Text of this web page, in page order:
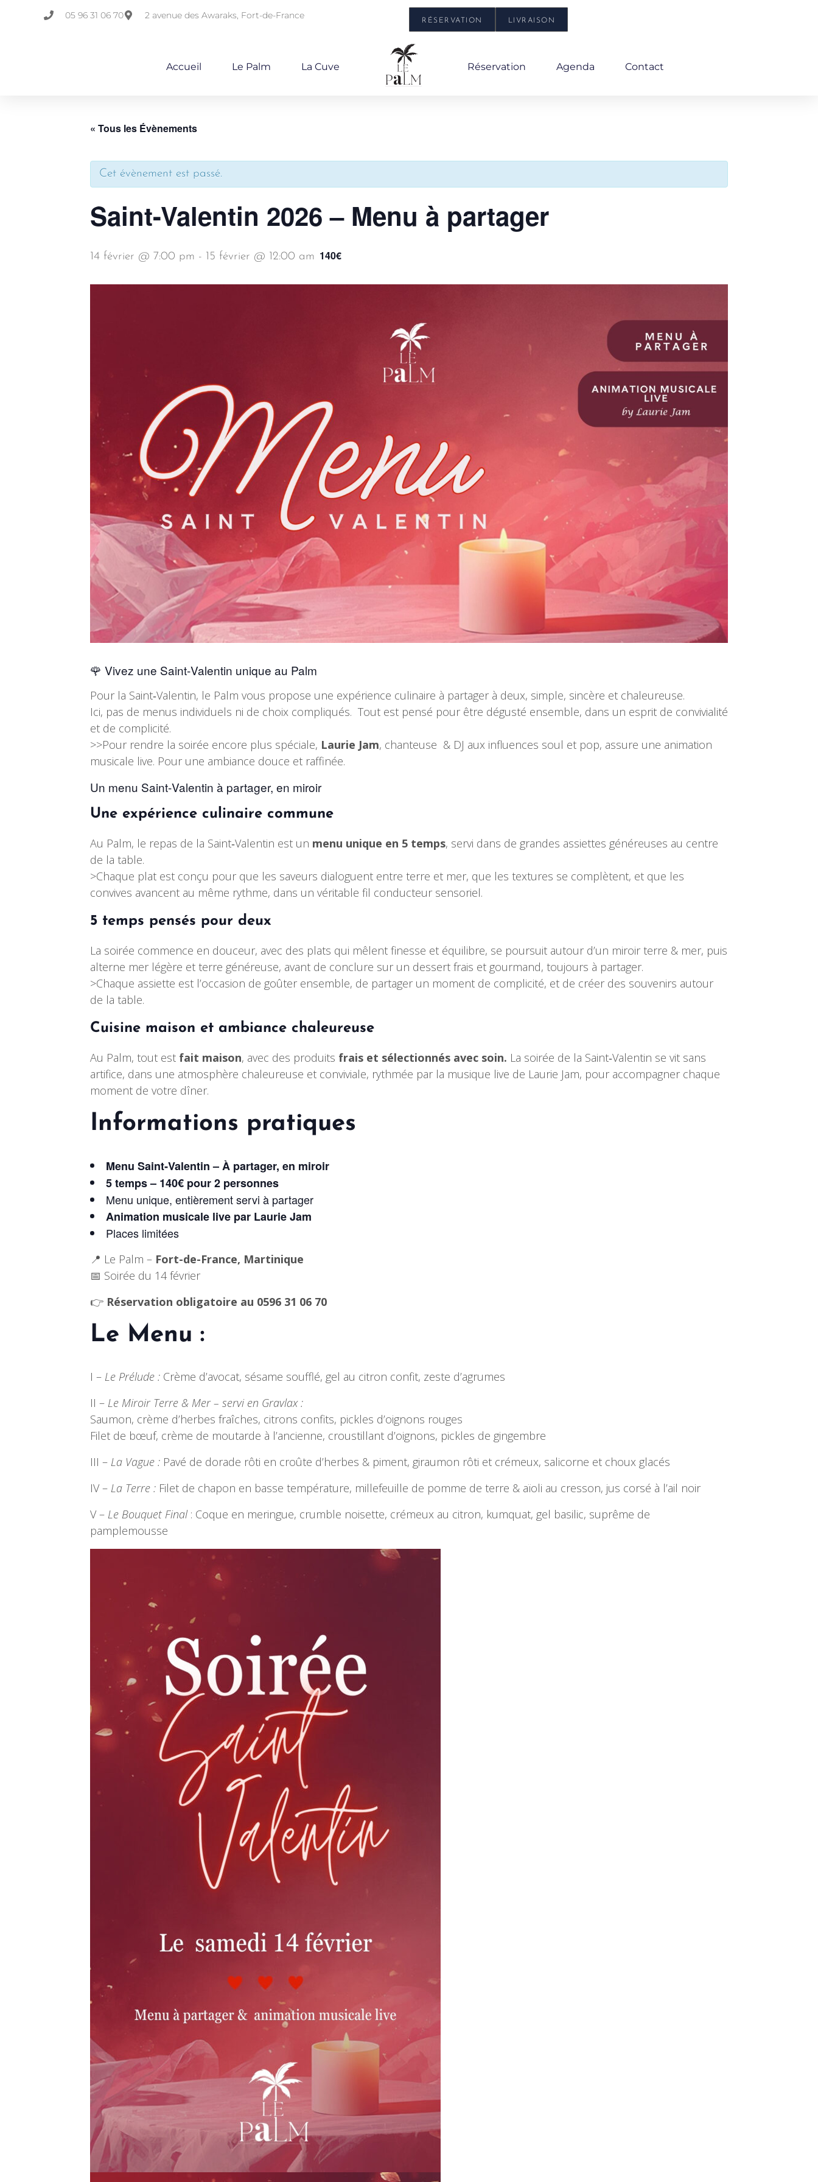
05 96 31 06 70 2 avenue des Awaraks, Fort-de-France RÉSERVATION LIVRAISON
Accueil Le Palm La Cuve Réservation Agenda Contact
« Tous les Évènements
Cet évènement est passé.
Saint-Valentin 2026 – Menu à partager
14 février @ 7:00 pm - 15 février @ 12:00 am 140€
🌹 Vivez une Saint‑Valentin unique au Palm
Pour la Saint‑Valentin, le Palm vous propose une expérience culinaire à partager à deux, simple, sincère et chaleureuse.
Ici, pas de menus individuels ni de choix compliqués. Tout est pensé pour être dégusté ensemble, dans un esprit de convivialité
et de complicité.
>>Pour rendre la soirée encore plus spéciale, Laurie Jam, chanteuse & DJ aux influences soul et pop, assure une animation
musicale live. Pour une ambiance douce et raffinée.
Un menu Saint‑Valentin à partager, en miroir
Une expérience culinaire commune
Au Palm, le repas de la Saint‑Valentin est un menu unique en 5 temps, servi dans de grandes assiettes généreuses au centre
de la table.
>Chaque plat est conçu pour que les saveurs dialoguent entre terre et mer, que les textures se complètent, et que les
convives avancent au même rythme, dans un véritable fil conducteur sensoriel.
5 temps pensés pour deux
La soirée commence en douceur, avec des plats qui mêlent finesse et équilibre, se poursuit autour d’un miroir terre & mer, puis
alterne mer légère et terre généreuse, avant de conclure sur un dessert frais et gourmand, toujours à partager.
>Chaque assiette est l’occasion de goûter ensemble, de partager un moment de complicité, et de créer des souvenirs autour
de la table.
Cuisine maison et ambiance chaleureuse
Au Palm, tout est fait maison, avec des produits frais et sélectionnés avec soin. La soirée de la Saint‑Valentin se vit sans
artifice, dans une atmosphère chaleureuse et conviviale, rythmée par la musique live de Laurie Jam, pour accompagner chaque
moment de votre dîner.
Informations pratiques
Menu Saint‑Valentin – À partager, en miroir
5 temps – 140€ pour 2 personnes
Menu unique, entièrement servi à partager
Animation musicale live par Laurie Jam
Places limitées
📍 Le Palm – Fort-de-France, Martinique
📅 Soirée du 14 février
👉 Réservation obligatoire au 0596 31 06 70
Le Menu :
I – Le Prélude : Crème d’avocat, sésame soufflé, gel au citron confit, zeste d’agrumes
II – Le Miroir Terre & Mer – servi en Gravlax :
Saumon, crème d’herbes fraîches, citrons confits, pickles d’oignons rouges
Filet de bœuf, crème de moutarde à l’ancienne, croustillant d’oignons, pickles de gingembre
III – La Vague : Pavé de dorade rôti en croûte d’herbes & piment, giraumon rôti et crémeux, salicorne et choux glacés
IV – La Terre : Filet de chapon en basse température, millefeuille de pomme de terre & aïoli au cresson, jus corsé à l’ail noir
V – Le Bouquet Final: Coque en meringue, crumble noisette, crémeux au citron, kumquat, gel basilic, suprême de
pamplemousse